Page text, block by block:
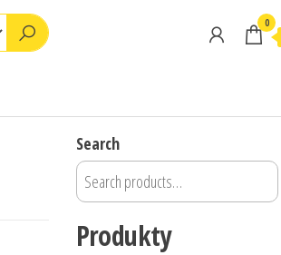
0
Search
Produkty